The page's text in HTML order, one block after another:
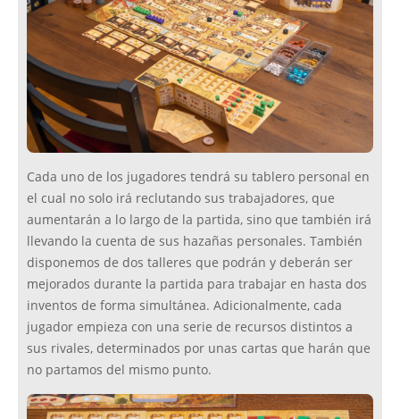
Cada uno de los jugadores tendrá su tablero personal en
el cual no solo irá reclutando sus trabajadores, que
aumentarán a lo largo de la partida, sino que también irá
llevando la cuenta de sus hazañas personales. También
disponemos de dos talleres que podrán y deberán ser
mejorados durante la partida para trabajar en hasta dos
inventos de forma simultánea. Adicionalmente, cada
jugador empieza con una serie de recursos distintos a
sus rivales, determinados por unas cartas que harán que
no partamos del mismo punto.